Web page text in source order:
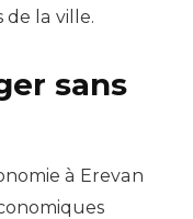
la ville.
sans
à Erevan